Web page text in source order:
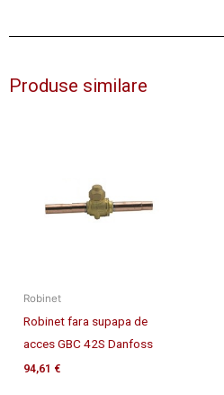
Produse similare
Robinet
Robinet fara supapa de
acces GBC 42S Danfoss
94,61 €